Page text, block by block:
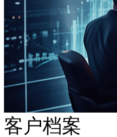
客户档案